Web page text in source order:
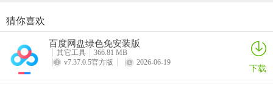
奥睿科PAS3062-2E/PAS3062-2S/PAS3064-2S2E系列扩展卡驱动
详情
Canon佳能 PowerShot A310 WIA驱动
详情
AMD Mobility Radeon HD 2000/HD 3000/HD 4000/HD 5000系列移动显卡催化剂驱动
映泰Hi-Fi H77S 5.x主板BIOS
猜你喜欢
百度网盘绿色免安装版
其它工具
366.81 MB
v7.37.0.5官方版
2026-06-19 下载